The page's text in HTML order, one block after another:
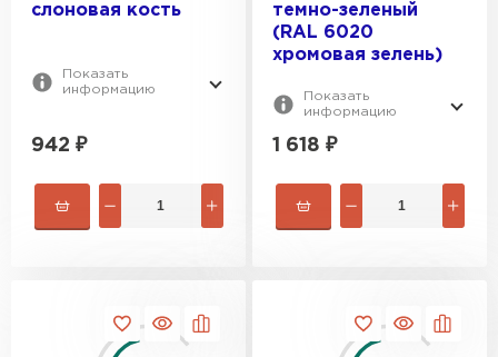
слоновая кость
Показать
информацию
942 ₽
темно-зеленый
(RAL 6020
хромовая зелень)
Показать
информацию
1 618 ₽